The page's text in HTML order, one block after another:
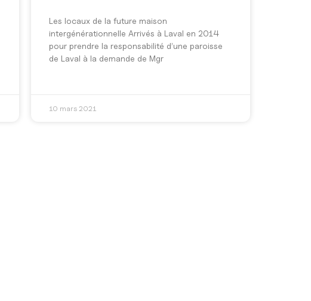
Les locaux de la future maison
intergénérationnelle Arrivés à Laval en 2014
pour prendre la responsabilité d’une paroisse
de Laval à la demande de Mgr
10 mars 2021